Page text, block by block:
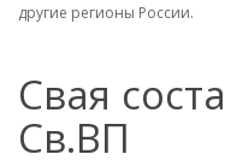
другие регионы России.
Свая
Св.ВП